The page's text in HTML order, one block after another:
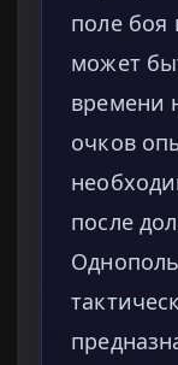
поле боя
может
времени
очков
после